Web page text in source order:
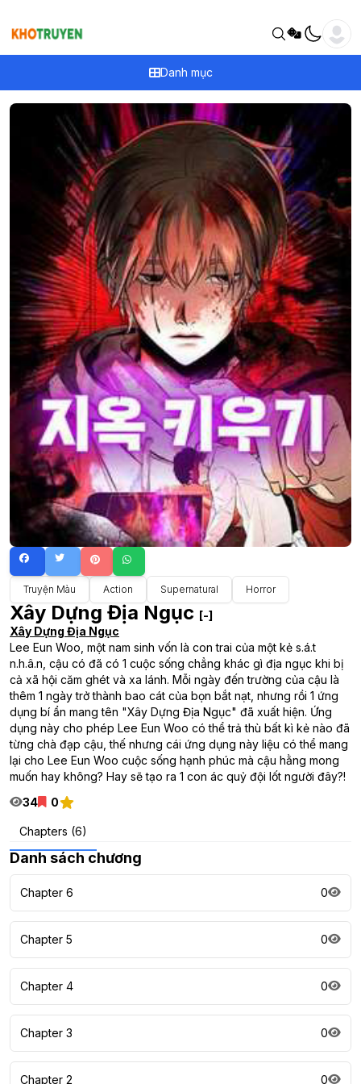
Danh mục
Truyện Màu Action Supernatural Horror
Xây Dựng Địa Ngục [-]
Xây Dựng Địa Ngục
Lee Eun Woo, một nam sinh vốn là con trai của một kẻ s.á.t
n.h.â.n, cậu có đã có 1 cuộc sống chẳng khác gì địa ngục khi bị
cả xã hội căm ghét và xa lánh. Mỗi ngày đến trường của cậu là
thêm 1 ngày trở thành bao cát của bọn bắt nạt, nhưng rồi 1 ứng
dụng bí ẩn mang tên "Xây Dựng Địa Ngục" đã xuất hiện. Ứng
dụng này cho phép Lee Eun Woo có thể trả thù bất kì kẻ nào đã
từng chà đạp cậu, thế nhưng cái ứng dụng này liệu có thể mang
lại cho Lee Eun Woo cuộc sống hạnh phúc mà cậu hằng mong
muốn hay không? Hay sẽ tạo ra 1 con ác quỷ đội lốt người đây?!
34
0
Chapters (6)
Danh sách chương
Chapter 6 0
Chapter 5 0
Chapter 4 0
Chapter 3 0
Chapter 2 0